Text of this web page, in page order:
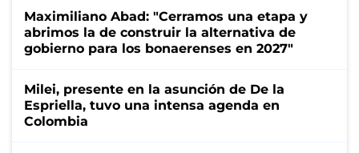
Maximiliano Abad: "Cerramos una etapa y
abrimos la de construir la alternativa de
gobierno para los bonaerenses en 2027"
Milei, presente en la asunción de De la
Espriella, tuvo una intensa agenda en
Colombia